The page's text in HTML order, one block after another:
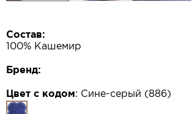
Состав:
100% Кашемир
Бренд:
Цвет с кодом: Сине-серый (886)